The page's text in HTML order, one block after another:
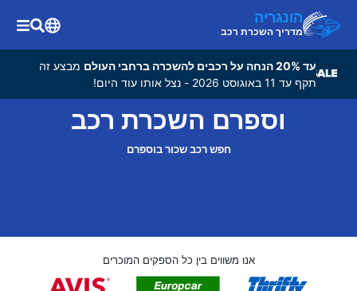
הונגריה
מדריך השכרת רכב
עד 20% הנחה על רכבים להשכרה ברחבי העולם
מבצע זה
תקף עד 11 באוגוסט 2026 - נצל אותו עוד היום!
וספרם השכרת רכב
חפש רכב שכור בוספרם
אנו משווים בין כל הספקים המוכרים